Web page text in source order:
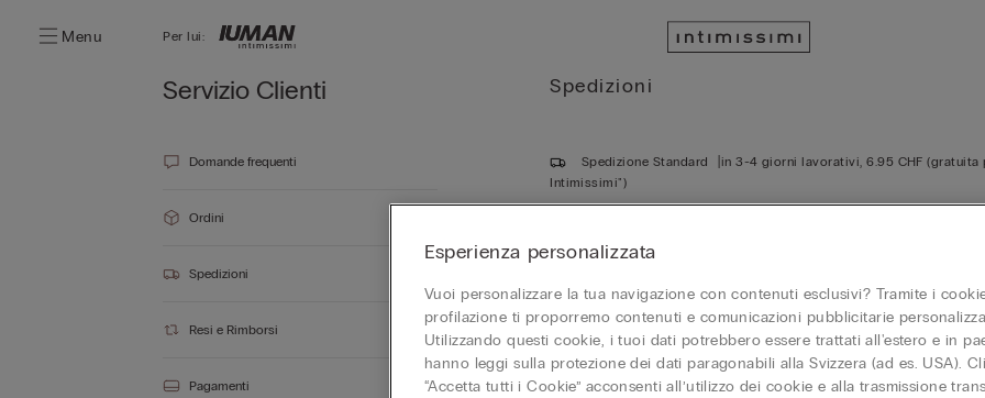
Menu Per lui:
Servizio Clienti
Domande frequenti
Ordini
Spedizioni
Resi e Rimborsi
Pagamenti
Spedizioni
Spedizione Standard
in 3-4 giorni lavorativi, 6.95 CHF
Intimissimi")
Consegna in negozio
SPEDIZIONE CON CORRIERE
Come tracciare il mio ordine?
Esperienza personalizzata
Vuoi personalizzare la tua navigazione con contenuti esclusivi? Tramite i
profilazione ti proporremo contenuti e comunicazioni pubblicitarie
Utilizzando questi cookie, i tuoi dati potrebbero essere trattati all'estero e in
hanno leggi sulla protezione dei dati paragonabili alla Svizzera (ad es. USA).
“Accetta tutti i Cookie” acconsenti all’utilizzo dei cookie e alla trasmissione